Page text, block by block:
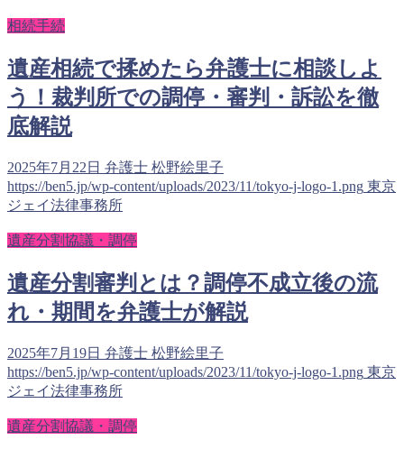
相続手続
遺産相続で揉めたら弁護士に相談しよ
う！裁判所での調停・審判・訴訟を徹
底解説
2025年7月22日 弁護士 松野絵里子
https://ben5.jp/wp-content/uploads/2023/11/tokyo-j-logo-1.png 東京
ジェイ法律事務所
遺産分割協議・調停
遺産分割審判とは？調停不成立後の流
れ・期間を弁護士が解説
2025年7月19日 弁護士 松野絵里子
https://ben5.jp/wp-content/uploads/2023/11/tokyo-j-logo-1.png 東京
ジェイ法律事務所
遺産分割協議・調停